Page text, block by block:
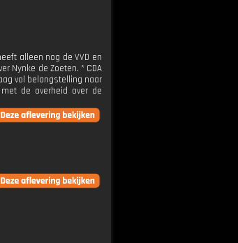
alleen nog de VVD en
Nynke de Zoeten. * CDA
vol belangstelling naar
de overheid over de